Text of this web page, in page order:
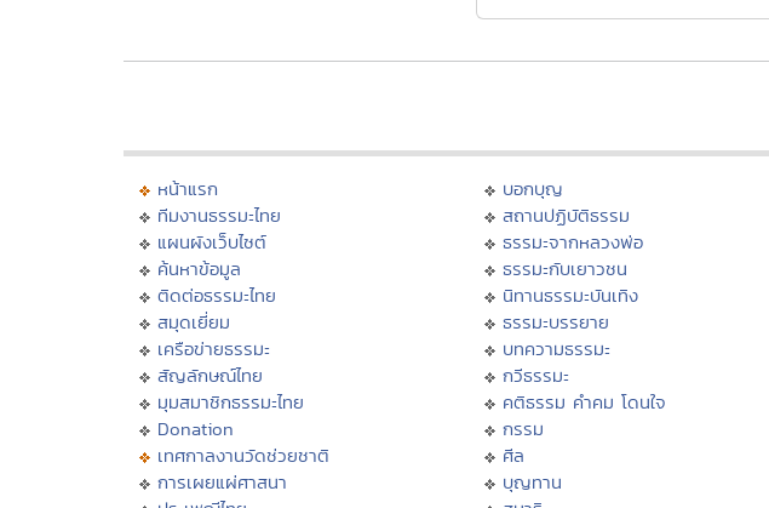
หน้าแรก
ทีมงานธรรมะไทย
แผนผังเว็บไซต์
ค้นหาข้อมูล
ติดต่อธรรมะไทย
สมุดเยี่ยม
เครือข่ายธรรมะ
สัญลักษณ์ไทย
มุมสมาชิกธรรมะไทย
Donation
เทศกาลงานวัดช่วยชาติ
การเผยแผ่ศาสนา
บอกบุญ
สถานปฏิบัติธรรม
ธรรมะจากหลวงพ่อ
ธรรมะกับเยาวชน
นิทานธรรมะบันเทิง
ธรรมะบรรยาย
บทความธรรมะ
กวีธรรมะ
คติธรรม คำคม โดนใจ
กรรม
ศีล
บุญทาน